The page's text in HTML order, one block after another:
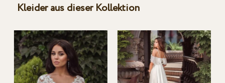
Kleider aus dieser Kollektion